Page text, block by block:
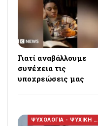
Γιατί αναβάλλουμε
συνέχεια τις
υποχρεώσεις μας
ΨΥΧΟΛΟΓΙΑ - ΨΥΧΙΚΗ ΥΓΕΙΑ